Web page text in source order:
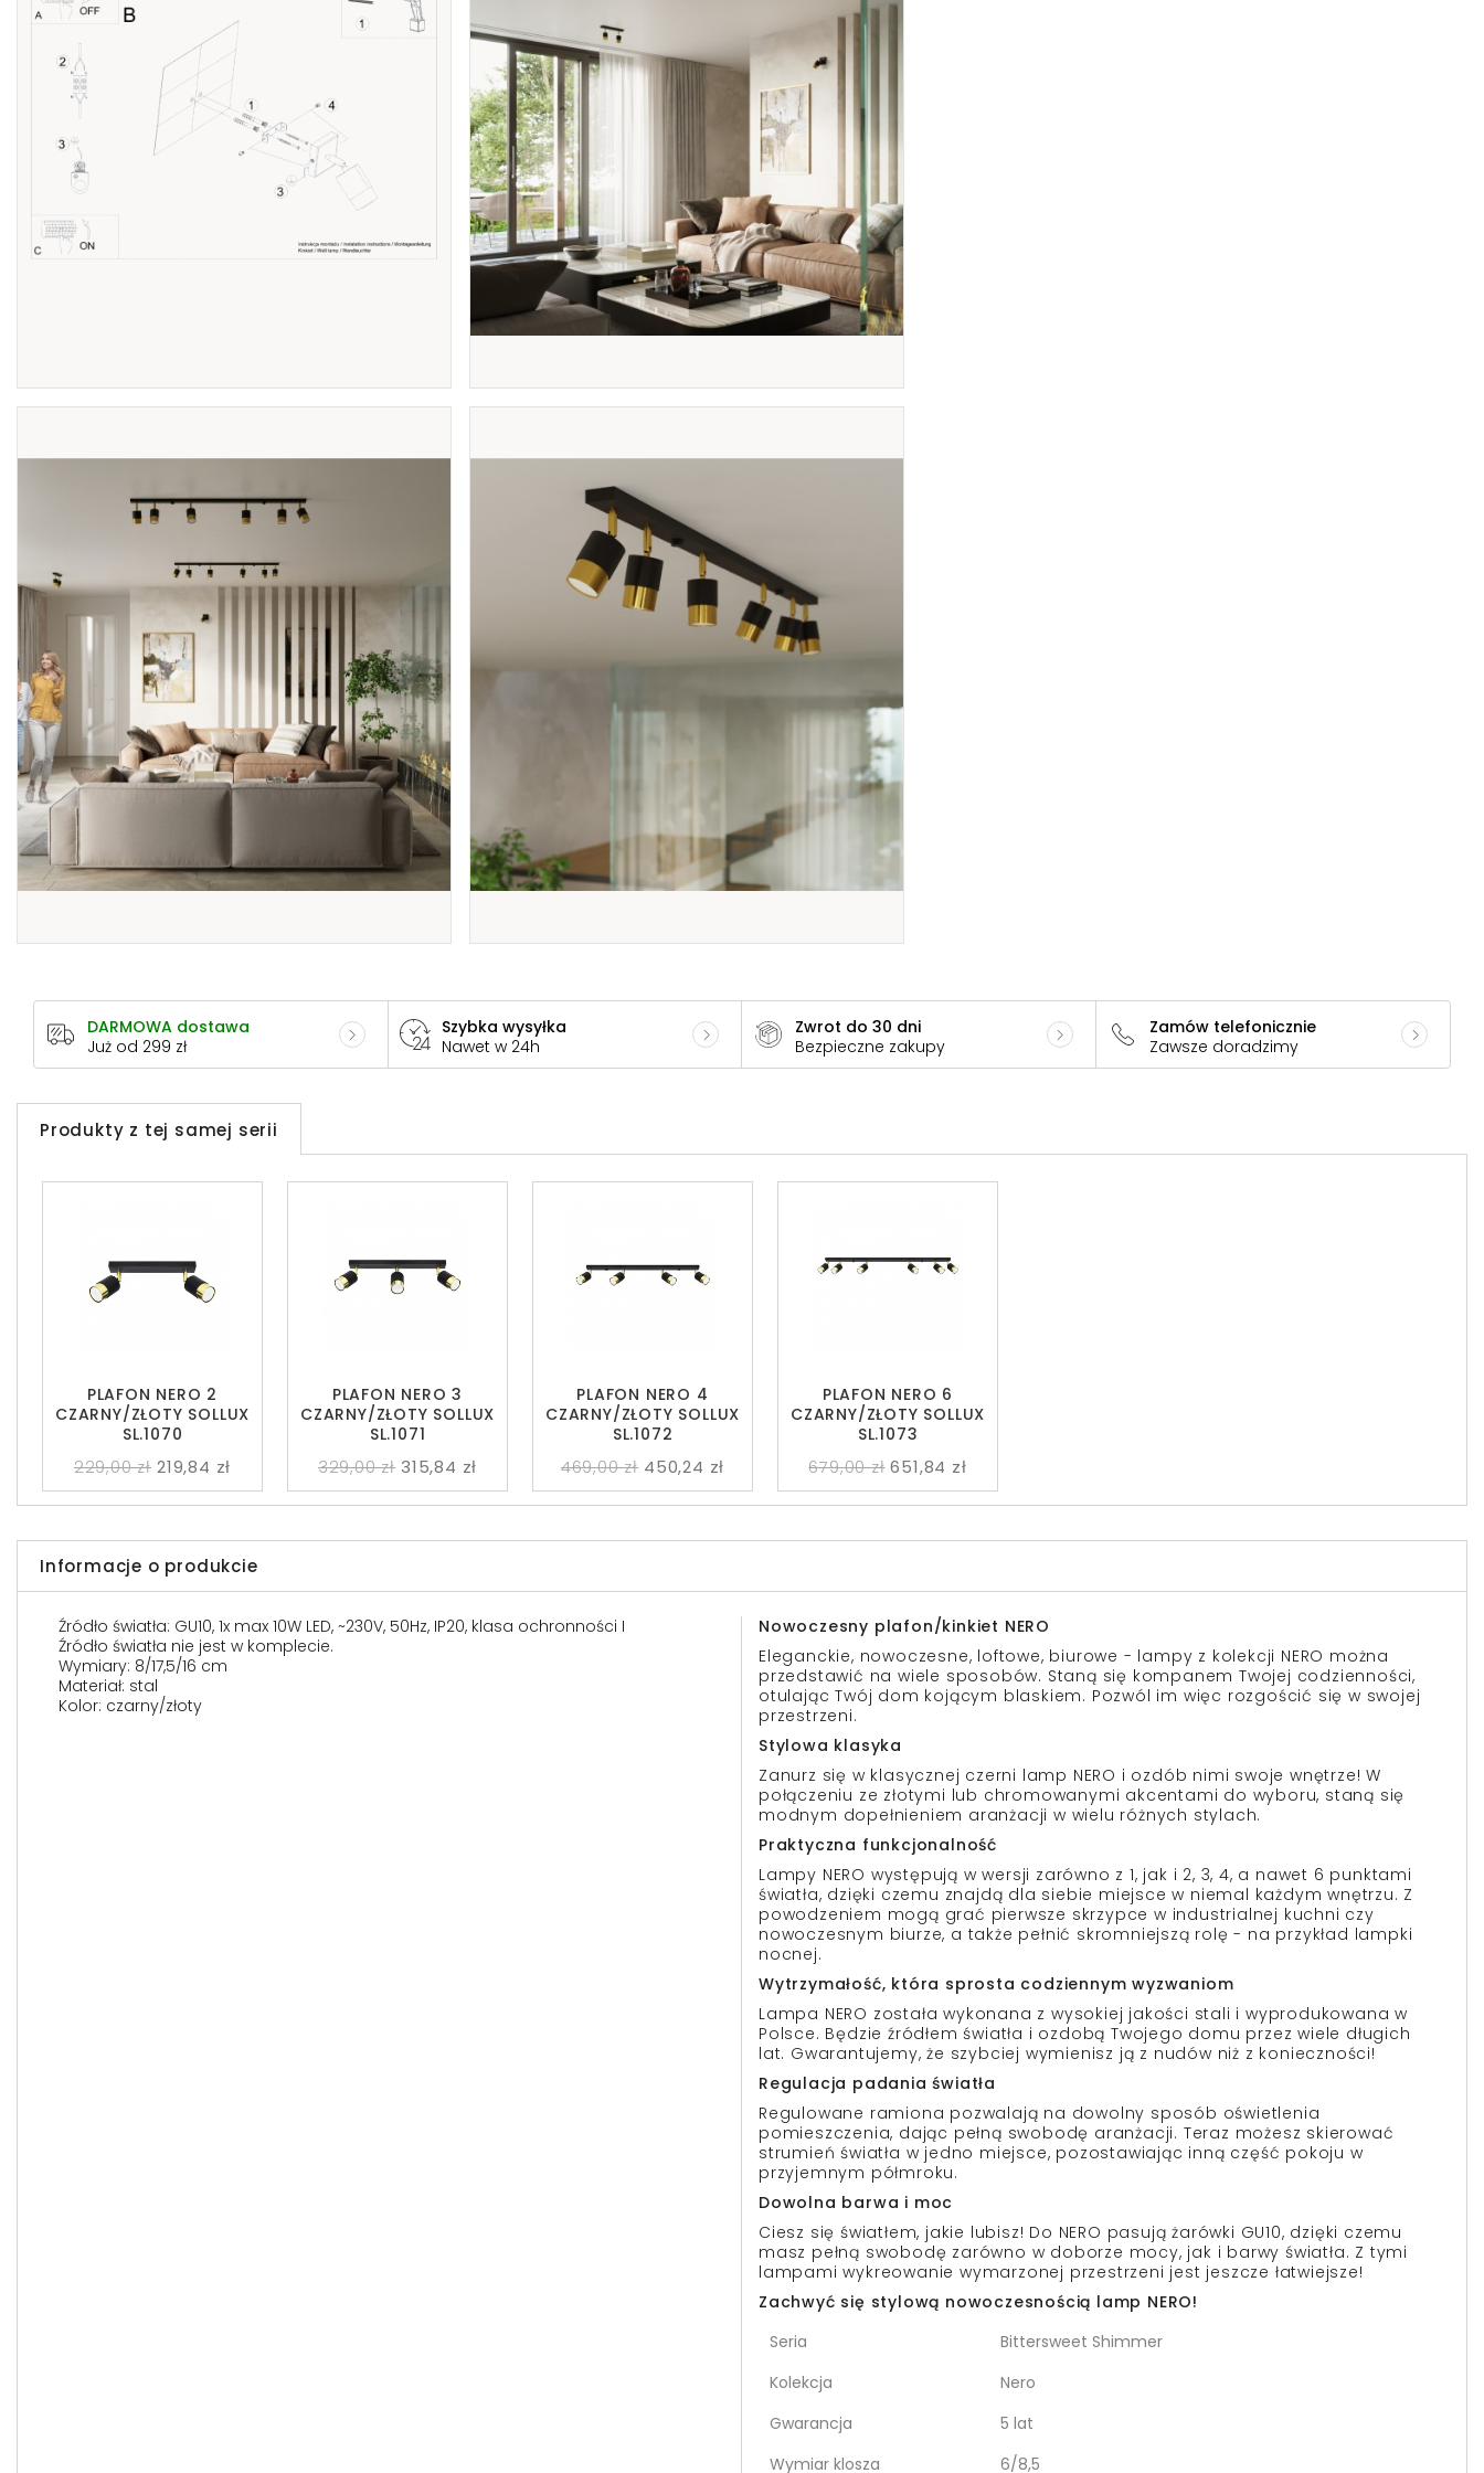
DARMOWA dostawa
Już od 299 zł
Szybka wysyłka
Nawet w 24h
Zwrot do 30 dni
Bezpieczne zakupy
Zamów telefonicznie
Zawsze doradzimy
Produkty z tej samej serii
PLAFON NERO 2
CZARNY/ZŁOTY SOLLUX
SL.1070
229,00 zł 219,84 zł
PLAFON NERO 3
CZARNY/ZŁOTY SOLLUX
SL.1071
329,00 zł 315,84 zł
PLAFON NERO 4
CZARNY/ZŁOTY SOLLUX
SL.1072
469,00 zł 450,24 zł
PLAFON NERO 6
CZARNY/ZŁOTY SOLLUX
SL.1073
679,00 zł 651,84 zł
Informacje o produkcie
Źródło światła: GU10, 1x max 10W LED, ~230V, 50Hz, IP20, klasa ochronności I
Źródło światła nie jest w komplecie.
Wymiary: 8/17,5/16 cm
Materiał: stal
Kolor: czarny/złoty
Nowoczesny plafon/kinkiet NERO
Eleganckie, nowoczesne, loftowe, biurowe - lampy z kolekcji NERO można
przedstawić na wiele sposobów. Staną się kompanem Twojej codzienności,
otulając Twój dom kojącym blaskiem. Pozwól im więc rozgościć się w swojej
przestrzeni.
Stylowa klasyka
Zanurz się w klasycznej czerni lamp NERO i ozdób nimi swoje wnętrze! W
połączeniu ze złotymi lub chromowanymi akcentami do wyboru, staną się
modnym dopełnieniem aranżacji w wielu różnych stylach.
Praktyczna funkcjonalność
Lampy NERO występują w wersji zarówno z 1, jak i 2, 3, 4, a nawet 6 punktami
światła, dzięki czemu znajdą dla siebie miejsce w niemal każdym wnętrzu. Z
powodzeniem mogą grać pierwsze skrzypce w industrialnej kuchni czy
nowoczesnym biurze, a także pełnić skromniejszą rolę - na przykład lampki
nocnej.
Wytrzymałość, która sprosta codziennym wyzwaniom
Lampa NERO została wykonana z wysokiej jakości stali i wyprodukowana w
Polsce. Będzie źródłem światła i ozdobą Twojego domu przez wiele długich
lat. Gwarantujemy, że szybciej wymienisz ją z nudów niż z konieczności!
Regulacja padania światła
Regulowane ramiona pozwalają na dowolny sposób oświetlenia
pomieszczenia, dając pełną swobodę aranżacji. Teraz możesz skierować
strumień światła w jedno miejsce, pozostawiając inną część pokoju w
przyjemnym półmroku.
Dowolna barwa i moc
Ciesz się światłem, jakie lubisz! Do NERO pasują żarówki GU10, dzięki czemu
masz pełną swobodę zarówno w doborze mocy, jak i barwy światła. Z tymi
lampami wykreowanie wymarzonej przestrzeni jest jeszcze łatwiejsze!
Zachwyć się stylową nowoczesnością lamp NERO!
Seria
Bittersweet Shimmer
Kolekcja
Nero
Gwarancja
5 lat
Wymiar klosza
6/8,5